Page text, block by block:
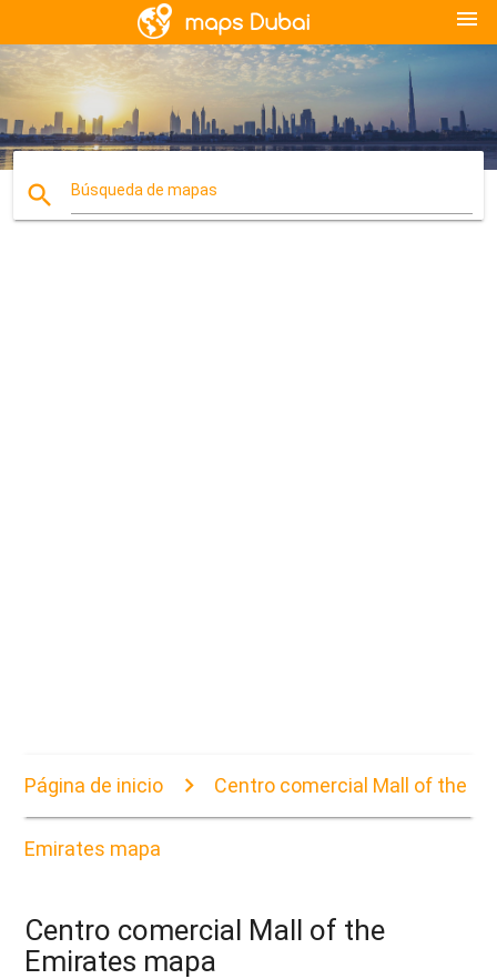
menu
search Búsqueda de mapas
Página de inicio Centro comercial Mall of the
Emirates mapa
Centro comercial Mall of the
Emirates mapa